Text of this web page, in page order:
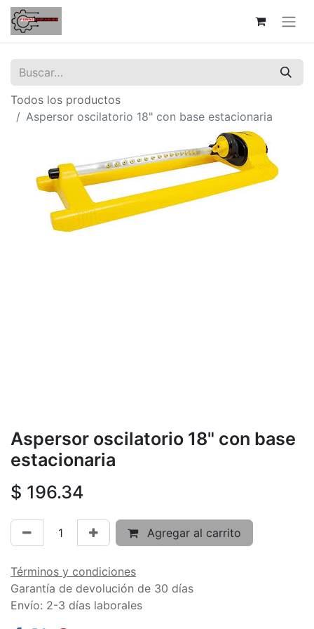
Todos los productos
Aspersor oscilatorio 18" con base estacionaria
Aspersor oscilatorio 18" con base
estacionaria
$ 196.34
Agregar al carrito
Términos y condiciones
Garantía de devolución de 30 días
Envío: 2-3 días laborales